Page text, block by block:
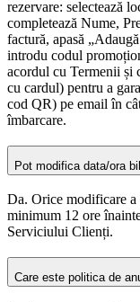
rezervare: selectează
completează Nume,
factură, apasă
introdu codul
acordul cu Termenii și
cu cardul) pentru a
cod QR) pe email în
îmbarcare.
Pot modifica data/ora
Da. Orice modificare a
minimum 12 ore
Serviciului Clienți.
Care este politica de